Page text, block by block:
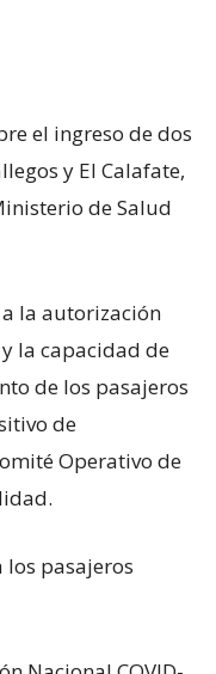
el ingreso de dos
y El Calafate,
de Salud
la autorización
la capacidad de
de los pasajeros
de
Operativo de
pasajeros